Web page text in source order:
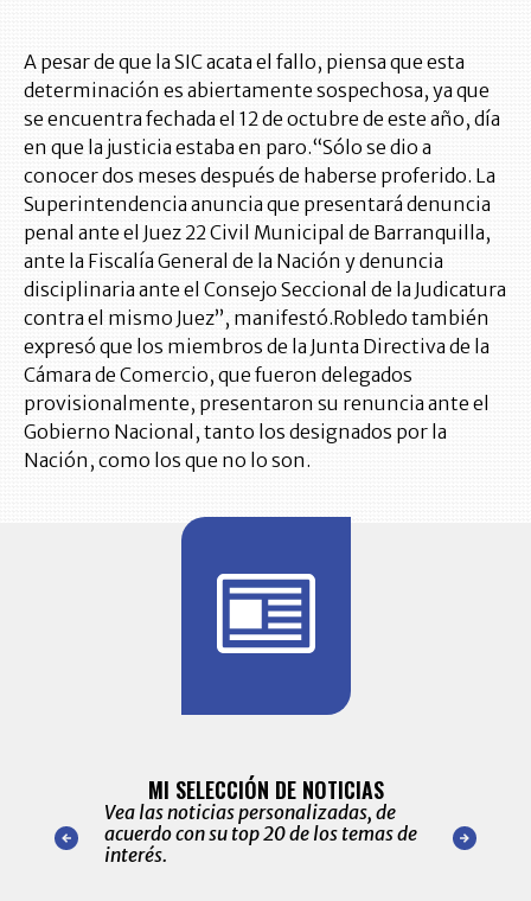
A pesar de que la SIC acata el fallo, piensa que esta
determinación es abiertamente sospechosa, ya que
se encuentra fechada el 12 de octubre de este año, día
en que la justicia estaba en paro.“Sólo se dio a
conocer dos meses después de haberse proferido. La
Superintendencia anuncia que presentará denuncia
penal ante el Juez 22 Civil Municipal de Barranquilla,
ante la Fiscalía General de la Nación y denuncia
disciplinaria ante el Consejo Seccional de la Judicatura
contra el mismo Juez”, manifestó.Robledo también
expresó que los miembros de la Junta Directiva de la
Cámara de Comercio, que fueron delegados
provisionalmente, presentaron su renuncia ante el
Gobierno Nacional, tanto los designados por la
Nación, como los que no lo son.
nuestro
para
MI SELECCIÓN DE NOTICIAS
Vea las noticias personalizadas, de
acuerdo con su top 20 de los temas de
interés.
de las